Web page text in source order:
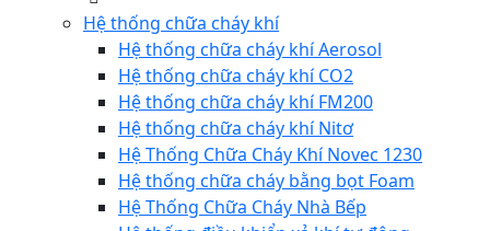
Hệ thống chữa cháy khí
Hệ thống chữa cháy khí Aerosol
Hệ thống chữa cháy khí CO2
Hệ thống chữa cháy khí FM200
Hệ thống chữa cháy khí Nitơ
Hệ Thống Chữa Cháy Khí Novec 1230
Hệ thống chữa cháy bằng bọt Foam
Hệ Thống Chữa Cháy Nhà Bếp